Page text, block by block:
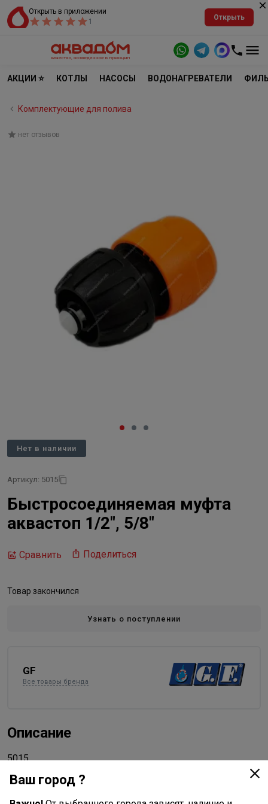
Открыть в приложении
1
Открыть
АКЦИИ ⭐ КОТЛЫ НАСОСЫ ВОДОНАГРЕВАТЕЛИ
Комплектующие для полива
нет отзывов
Нет в наличии
Артикул: 5015
Быстросоединяемая муфта
аквастоп 1/2", 5/8"
Сравнить Поделиться
Товар закончился
Узнать о поступлении
GF
Все товары бренда
Описание
5015
Характеристики
Ваш город ?